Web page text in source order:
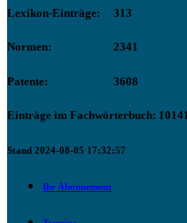
Lexikon-Einträge: 313
Normen: 2341
Patente: 3608
Einträge im Fachwörterbuch:
Stand 2024-08-05 17:32:57
Ihr Abonnement